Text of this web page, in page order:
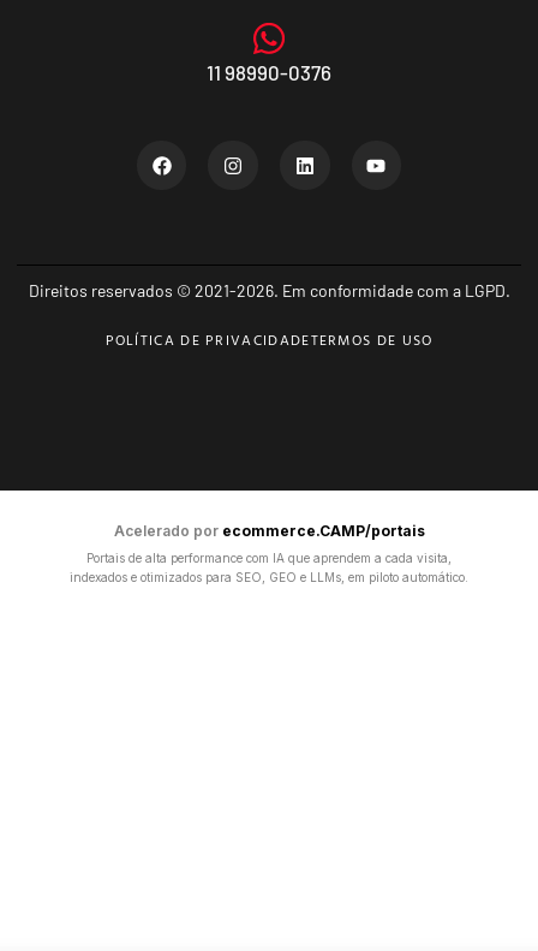
11 98990-0376
Direitos reservados © 2021-2026. Em conformidade com a LGPD.
POLÍTICA DE PRIVACIDADETERMOS DE USO
Acelerado por ecommerce.CAMP/portais
Portais de alta performance com IA que aprendem a cada visita,
indexados e otimizados para SEO, GEO e LLMs, em piloto automático.